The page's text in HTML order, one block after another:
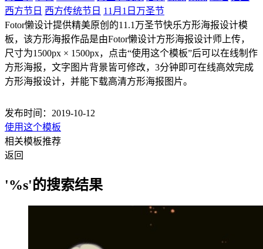
西方节日 西方传统节日 11月1日万圣节
Fotor懒设计提供精美原创的11.1万圣节快乐方形海报设计模
板，该方形海报作品是由Fotor懒设计方形海报设计师上传，
尺寸为1500px × 1500px，点击“使用这个模板”后可以在线制作
方形海报，文字图片背景皆可修改，3分钟即可在线高效完成
方形海报设计，并能下载高清方形海报图片。
发布时间：2019-10-12
使用这个模板
相关模板推荐
返回
'%s'的搜索结果